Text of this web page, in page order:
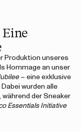
Eine
Produktion unseres
Hommage an unser
– eine exklusive
wurden alle
der Sneaker
Essentials Initiative